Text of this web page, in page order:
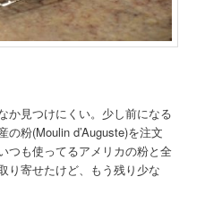
か見つけにくい。少し前になる
粉(Moulin d’Auguste)を注文
つも使ってるアメリカの粉と全
り寄せたけど、もう残り少な